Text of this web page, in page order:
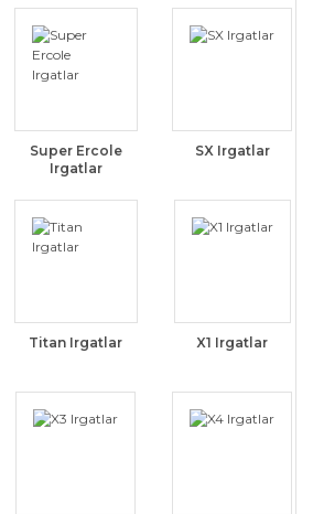
Super Ercole
Irgatlar
SX Irgatlar
Titan Irgatlar X1 Irgatlar